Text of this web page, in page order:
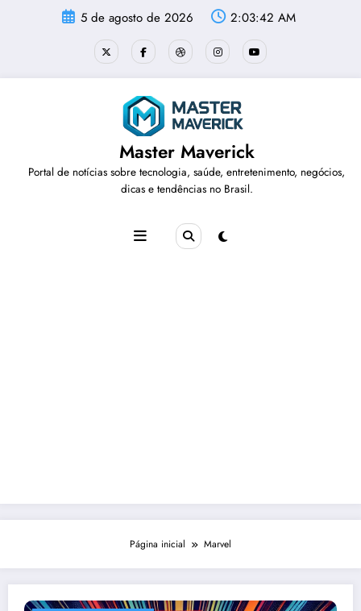
5 de agosto de 2026 2:03:42 AM
Master Maverick
Portal de notícias sobre tecnologia, saúde, entretenimento, negócios,
dicas e tendências no Brasil.
Página inicial Marvel